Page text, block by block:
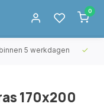
0
5 werkdagen
170x200